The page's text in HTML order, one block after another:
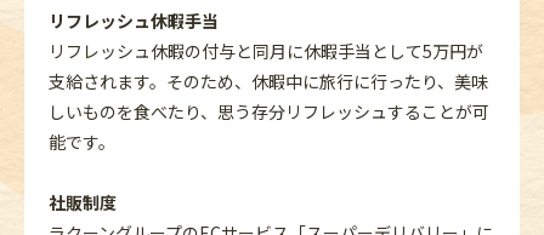
リフレッシュ休暇手当
リフレッシュ休暇の付与と同月に休暇手当として5万円が
支給されます。そのため、休暇中に旅行に行ったり、美味
しいものを食べたり、思う存分リフレッシュすることが可
能です。
社販制度